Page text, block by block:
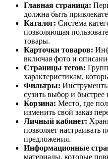
Главная страница:
должна быть
Каталог: Система
позволяющая
товары.
Карточки товаров:
включая фото и
Страницы тегов:
характеристикам,
Фильтры:
сузить выбор и
Корзина: Место, где
изменить свой заказ
Личный кабинет:
позволяет настраивать
предложения.
Информационные
материалы, которые